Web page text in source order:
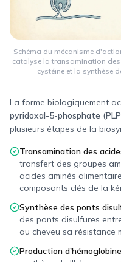
Schéma du mécanisme
catalyse la transamination
cystéine et la synthèse
La forme biologiquement
pyridoxal-5-phosphate
plusieurs étapes de la
Transamination des
transfert des groupes
acides aminés
composants clés de la
Synthèse des ponts
des ponts disulfures
au cheveu sa résistance
Production d'hémoglobine